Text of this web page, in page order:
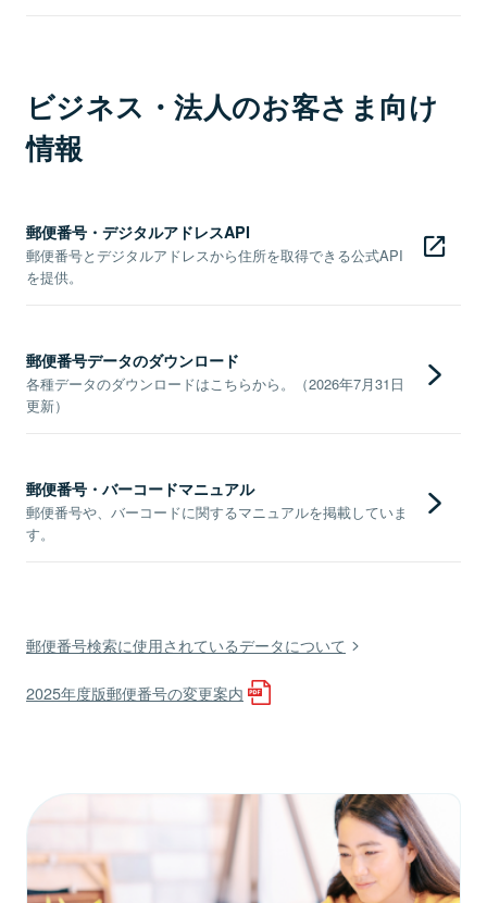
ビジネス・法人のお客さま向け
情報
郵便番号・デジタルアドレスAPI
郵便番号とデジタルアドレスから住所を取得できる公式API
を提供。
郵便番号データのダウンロード
各種データのダウンロードはこちらから。（2026年7月31日
更新）
郵便番号・バーコードマニュアル
郵便番号や、バーコードに関するマニュアルを掲載していま
す。
郵便番号検索に使用されているデータについて
2025年度版郵便番号の変更案内